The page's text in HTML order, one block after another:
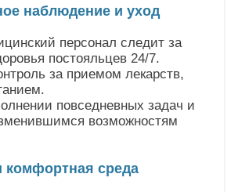
наблюдение и уход
персонал следит за
постояльцев 24/7.
за приемом лекарств,
повседневных задач и
возможностям
комфортная среда